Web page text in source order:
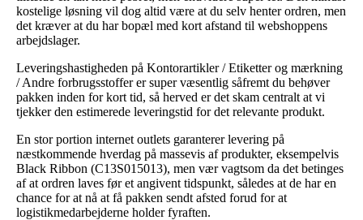
kostelige løsning vil dog altid være at du selv henter ordren, men
det kræver at du har bopæl med kort afstand til webshoppens
arbejdslager.
Leveringshastigheden på Kontorartikler / Etiketter og mærkning
/ Andre forbrugsstoffer er super væsentlig såfremt du behøver
pakken inden for kort tid, så herved er det skam centralt at vi
tjekker den estimerede leveringstid for det relevante produkt.
En stor portion internet outlets garanterer levering på
næstkommende hverdag på massevis af produkter, eksempelvis
Black Ribbon (C13S015013), men vær vagtsom da det betinges
af at ordren laves før et angivent tidspunkt, således at de har en
chance for at nå at få pakken sendt afsted forud for at
logistikmedarbejderne holder fyraften.